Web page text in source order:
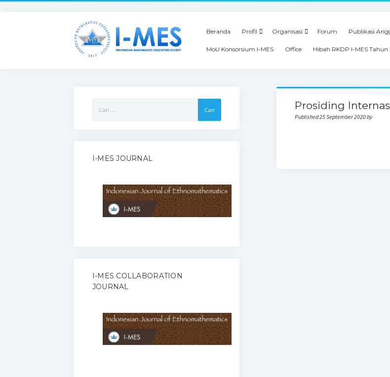
Beranda Profil Organisasi Forum Publikasi
MoU Konsorsium I-MES Office Hibah RKDP I-MES Tahun
untuk:
I-MES JOURNAL
I-MES COLLABORATION
JOURNAL
Prosiding
Published 25 September 2020 by